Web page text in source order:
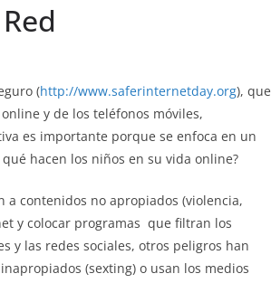
(http://www.saferinternetday.org), que
y de los teléfonos móviles,
es importante porque se enfoca en un
hacen los niños en su vida online?
contenidos no apropiados (violencia,
y colocar programas que filtran los
y las redes sociales, otros peligros han
(sexting) o usan los medios